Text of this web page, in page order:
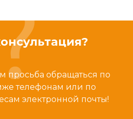
просьба обращаться по
телефонам или по
электронной почты!